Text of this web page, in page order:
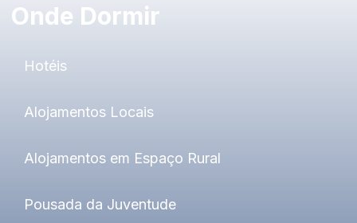
Onde Dormir
Hotéis
Alojamentos Locais
Alojamentos em Espaço Rural
Pousada da Juventude